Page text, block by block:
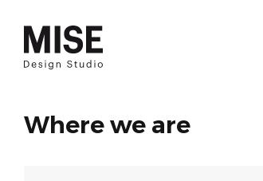
Where we are